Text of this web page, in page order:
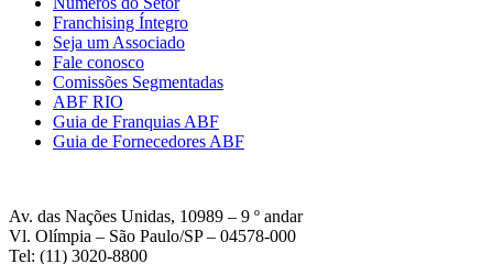
Franchising Íntegro
Seja um Associado
Fale conosco
Comissões Segmentadas
ABF RIO
Guia de Franquias ABF
Guia de Fornecedores ABF
Av. das Nações Unidas, 10989 – 9 º andar
Vl. Olímpia – São Paulo/SP – 04578-000
Tel: (11) 3020-8800